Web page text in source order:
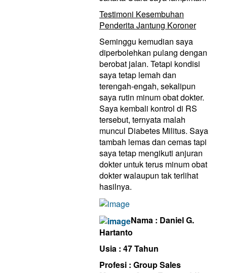
Testimoni Kesembuhan
Penderita Jantung Koroner
Seminggu kemudian saya
diperbolehkan pulang dengan
berobat jalan. Tetapi kondisi
saya tetap lemah dan
terengah-engah, sekalipun
saya rutin minum obat dokter.
Saya kembali kontrol di RS
tersebut, ternyata malah
muncul Diabetes Militus. Saya
tambah lemas dan cemas tapi
saya tetap mengikuti anjuran
dokter untuk terus minum obat
dokter walaupun tak terlihat
hasilnya.
Nama : Daniel G.
Hartanto
Usia : 47 Tahun
Profesi : Group Sales